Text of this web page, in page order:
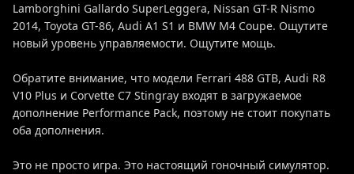
Lamborghini Gallardo SuperLeggera, Nissan GT-R Nismo
2014, Toyota GT-86, Audi A1 S1 и BMW M4 Coupe. Ощутите
новый уровень управляемости. Ощутите мощь.
Обратите внимание, что модели Ferrari 488 GTB, Audi R8
V10 Plus и Corvette C7 Stingray входят в загружаемое
дополнение Performance Pack, поэтому не стоит покупать
оба дополнения.
Это не просто игра. Это настоящий гоночный симулятор.